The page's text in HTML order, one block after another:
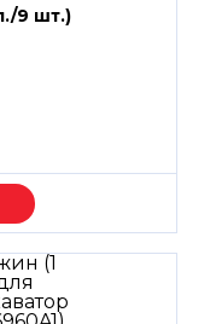
9 шт.)